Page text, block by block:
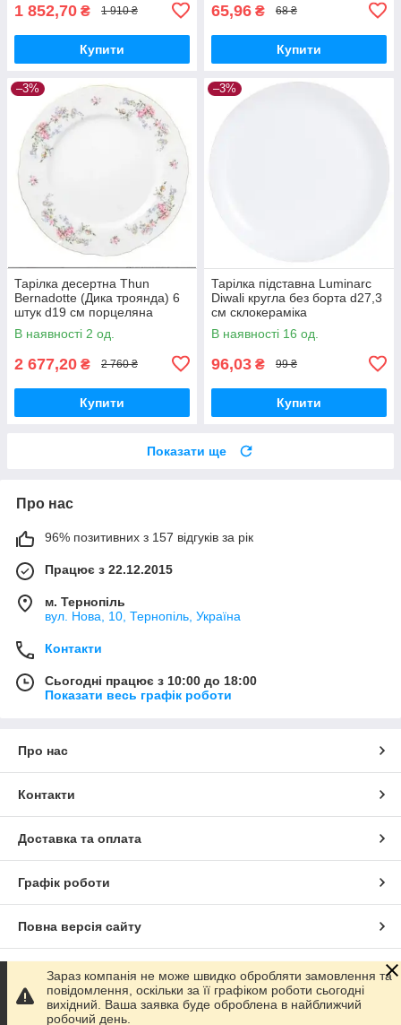
1 852,70 ₴ 1 910 ₴
Купити
65,96 ₴ 68 ₴
Купити
–3%
Тарілка десертна Thun
Bernadotte (Дика троянда) 6
штук d19 см порцеляна
(6468011)
В наявності 2 од.
2 677,20 ₴ 2 760 ₴
Купити
–3%
Тарілка підставна Luminarc
Diwali кругла без борта d27,3
см склокераміка
(7360D/3604N)
В наявності 16 од.
96,03 ₴ 99 ₴
Купити
Показати ще
Про нас
96% позитивних з 157 відгуків за рік
Працює з 22.12.2015
м. Тернопіль
вул. Нова, 10, Тернопіль, Україна
Контакти
Сьогодні працює з 10:00 до 18:00
Показати весь графік роботи
Про нас
Контакти
Доставка та оплата
Графік роботи
Повна версія сайту
Сайт створено на маркетплейсі Prom.ua
Політика конфіденційності
Зараз компанія не може швидко обробляти замовлення та
повідомлення, оскільки за її графіком роботи сьогодні
вихідний. Ваша заявка буде оброблена в найближчий
робочий день.